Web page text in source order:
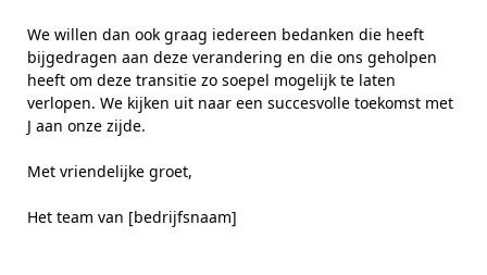
We willen dan ook graag iedereen bedanken die heeft
bijgedragen aan deze verandering en die ons geholpen
heeft om deze transitie zo soepel mogelijk te laten
verlopen. We kijken uit naar een succesvolle toekomst met
J aan onze zijde.
Met vriendelijke groet,
Het team van [bedrijfsnaam]